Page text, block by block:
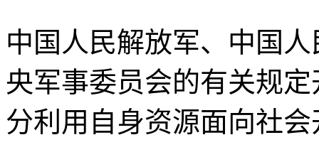
中国人民解放军、中国
央军事委员会的有关规
分利用自身资源面向社